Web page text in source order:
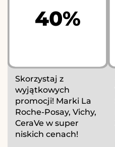
40%
Skorzystaj z
wyjątkowych
promocji! Marki La
Roche-Posay, Vichy,
CeraVe w super
niskich cenach!